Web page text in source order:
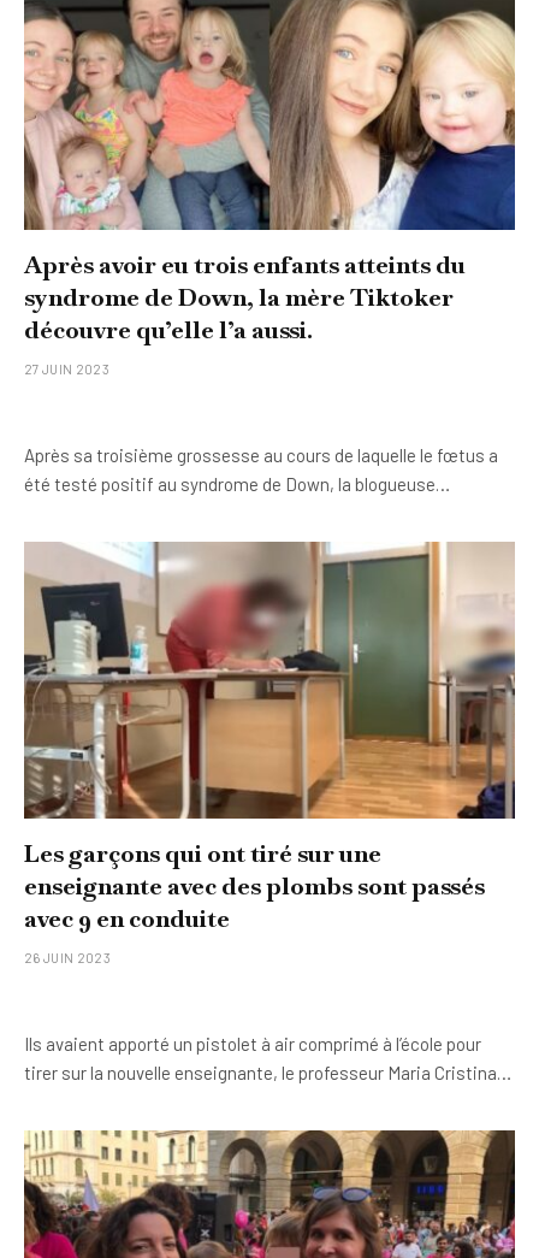
Après avoir eu trois enfants atteints du
syndrome de Down, la mère Tiktoker
découvre qu’elle l’a aussi.
27 JUIN 2023
Après sa troisième grossesse au cours de laquelle le fœtus a
été testé positif au syndrome de Down, la blogueuse…
Les garçons qui ont tiré sur une
enseignante avec des plombs sont passés
avec 9 en conduite
26 JUIN 2023
Ils avaient apporté un pistolet à air comprimé à l’école pour
tirer sur la nouvelle enseignante, le professeur Maria Cristina…